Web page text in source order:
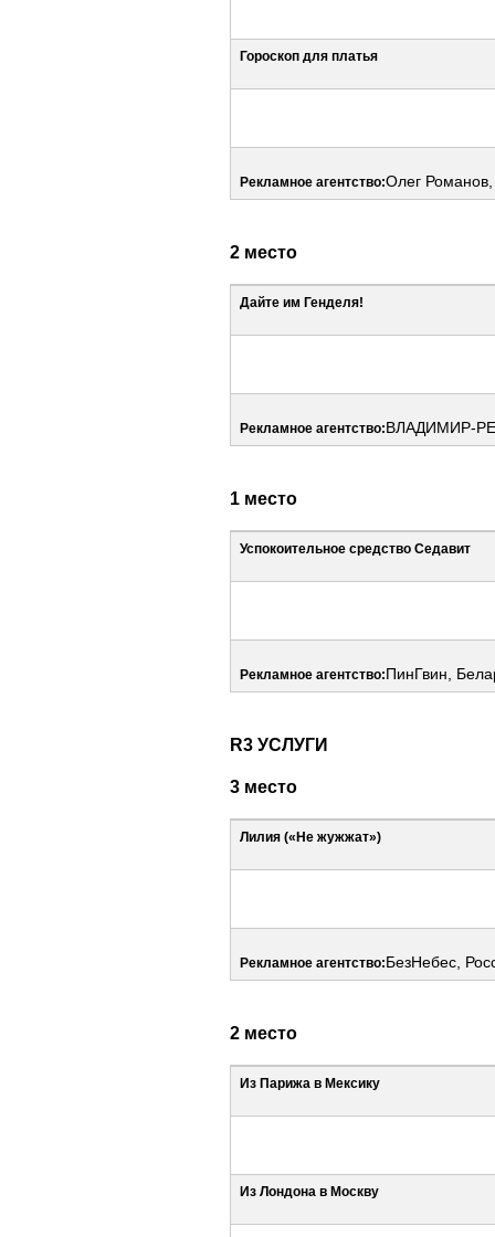
Гороскоп для платья
Рекламное агентство:Олег
2 место
Дайте им Генделя!
Рекламное агентство:ВЛАДИМИР-
1 место
Успокоительное средство Седавит
Рекламное агентство:ПинГвин,
R3 УСЛУГИ
3 место
Лилия («Не жужжат»)
Рекламное агентство:БезНебес,
2 место
Из Парижа в Мексику
Из Лондона в Москву